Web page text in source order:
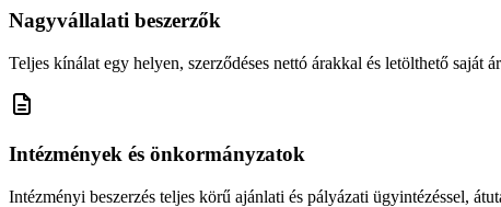
Nagyvállalati beszerzők
Teljes kínálat egy helyen, szerződéses nettó árakkal és letölthető saját
Intézmények és önkormányzatok
Intézményi beszerzés teljes körű ajánlati és pályázati ügyintézéssel,